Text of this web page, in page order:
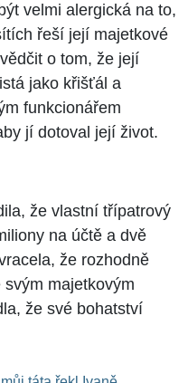
velmi alergická na to,
řeší její majetkové
o tom, že její
jako křišťál a
funkcionářem
jí dotoval její život.
že vlastní třípatrový
na účtě a dvě
že rozhodně
majetkovým
že své bohatství